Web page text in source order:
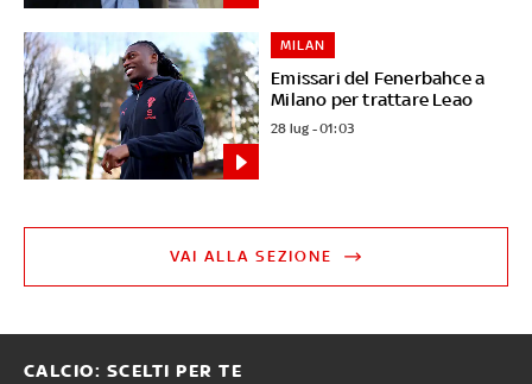
Emissari del Fenerbahce a
Milano per trattare Leao
MILAN
28 lug - 01:03
VAI ALLA SEZIONE
CALCIO: SCELTI PER TE